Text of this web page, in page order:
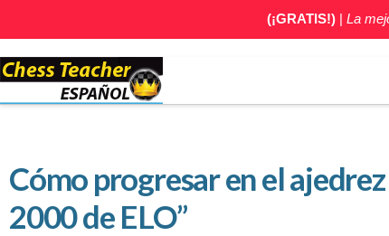
(¡GRATIS!)| La
Cómo progresar en el
2000 de ELO”